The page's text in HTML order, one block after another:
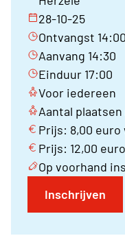
28-10-25
Ontvangst 14:00
Aanvang 14:30
Einduur 17:00
Voor iedereen
Aantal
Prijs: 8,00 euro
Prijs: 12,00
Op voorhand
Inschrijven